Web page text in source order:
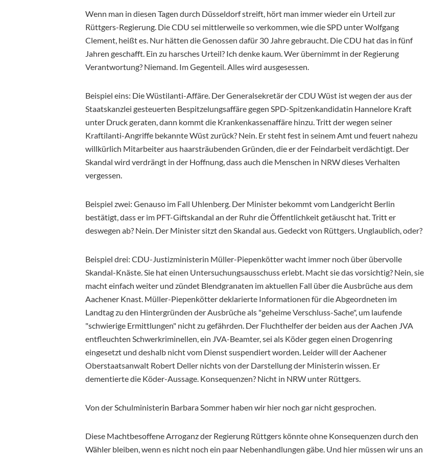
Wenn man in diesen Tagen durch Düsseldorf streift, hört man immer wieder ein Urteil zur
Rüttgers-Regierung. Die CDU sei mittlerweile so verkommen, wie die SPD unter Wolfgang
Clement, heißt es. Nur hätten die Genossen dafür 30 Jahre gebraucht. Die CDU hat das in fünf
Jahren geschafft. Ein zu harsches Urteil? Ich denke kaum. Wer übernimmt in der Regierung
Verantwortung? Niemand. Im Gegenteil. Alles wird ausgesessen.
Beispiel eins: Die Wüstilanti-Affäre. Der Generalsekretär der CDU Wüst ist wegen der aus der
Staatskanzlei gesteuerten Bespitzelungsaffäre gegen SPD-Spitzenkandidatin Hannelore Kraft
unter Druck geraten, dann kommt die Krankenkassenaffäre hinzu. Tritt der wegen seiner
Kraftilanti-Angriffe bekannte Wüst zurück? Nein. Er steht fest in seinem Amt und feuert nahezu
willkürlich Mitarbeiter aus haarsträubenden Gründen, die er der Feindarbeit verdächtigt. Der
Skandal wird verdrängt in der Hoffnung, dass auch die Menschen in NRW dieses Verhalten
vergessen.
Beispiel zwei: Genauso im Fall Uhlenberg. Der Minister bekommt vom Landgericht Berlin
bestätigt, dass er im PFT-Giftskandal an der Ruhr die Öffentlichkeit getäuscht hat. Tritt er
deswegen ab? Nein. Der Minister sitzt den Skandal aus. Gedeckt von Rüttgers. Unglaublich, oder?
Beispiel drei: CDU-Justizministerin Müller-Piepenkötter wacht immer noch über übervolle
Skandal-Knäste. Sie hat einen Untersuchungsausschuss erlebt. Macht sie das vorsichtig? Nein, sie
macht einfach weiter und zündet Blendgranaten im aktuellen Fall über die Ausbrüche aus dem
Aachener Knast. Müller-Piepenkötter deklarierte Informationen für die Abgeordneten im
Landtag zu den Hintergründen der Ausbrüche als "geheime Verschluss-Sache", um laufende
"schwierige Ermittlungen" nicht zu gefährden. Der Fluchthelfer der beiden aus der Aachen JVA
entfleuchten Schwerkriminellen, ein JVA-Beamter, sei als Köder gegen einen Drogenring
eingesetzt und deshalb nicht vom Dienst suspendiert worden. Leider will der Aachener
Oberstaatsanwalt Robert Deller nichts von der Darstellung der Ministerin wissen. Er
dementierte die Köder-Aussage. Konsequenzen? Nicht in NRW unter Rüttgers.
Von der Schulministerin Barbara Sommer haben wir hier noch gar nicht gesprochen.
Diese Machtbesoffene Arroganz der Regierung Rüttgers könnte ohne Konsequenzen durch den
Wähler bleiben, wenn es nicht noch ein paar Nebenhandlungen gäbe. Und hier müssen wir uns an